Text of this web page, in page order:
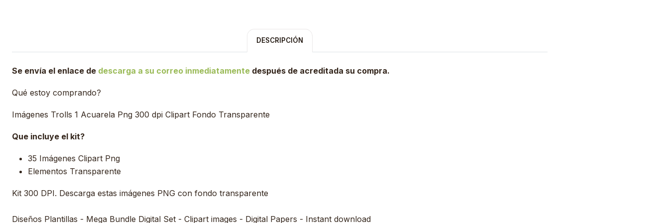
DESCRIPCIÓN
Se envía el enlace de descarga a su correo inmediatamente después de acreditada su compra.
Qué estoy comprando?
Imágenes Trolls 1 Acuarela Png 300 dpi Clipart Fondo Transparente
Que incluye el kit?
35 Imágenes Clipart Png
Elementos Transparente
Kit 300 DPI. Descarga estas imágenes PNG con fondo transparente
Diseños Plantillas - Mega Bundle Digital Set - Clipart images - Digital Papers - Instant download